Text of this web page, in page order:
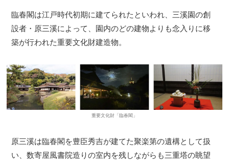
臨春閣は江戸時代初期に建てられたといわれ、三溪園の創
設者・原三溪によって、園内のどの建物よりも念入りに移
築が行われた重要文化財建造物。
重要文化財「臨春閣」
原三溪は臨春閣を豊臣秀吉が建てた聚楽第の遺構として扱
い、数寄屋風書院造りの室内を残しながらも三重塔の眺望